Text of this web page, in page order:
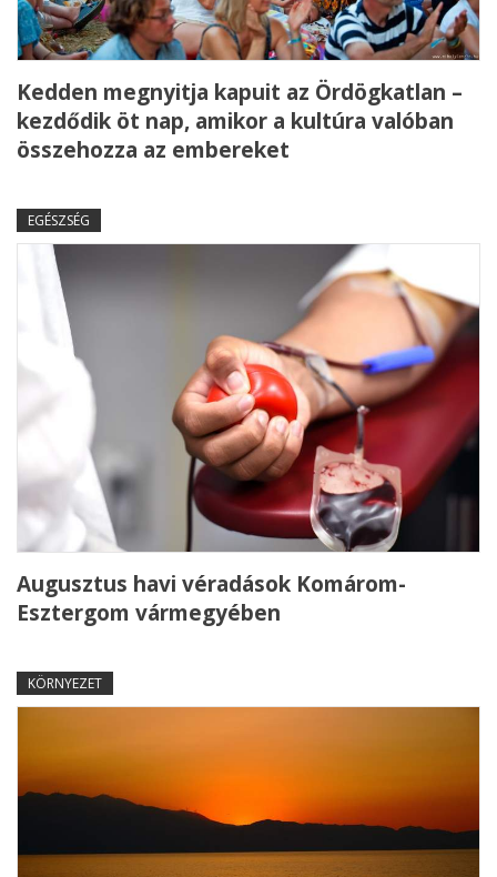
Kedden megnyitja kapuit az Ördögkatlan –
kezdődik öt nap, amikor a kultúra valóban
összehozza az embereket
EGÉSZSÉG
Augusztus havi véradások Komárom-
Esztergom vármegyében
KÖRNYEZET